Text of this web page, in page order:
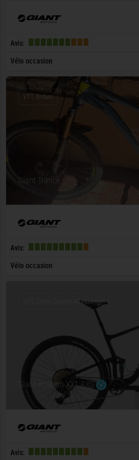
Avis:
Vélo occasion
Giant Trance
VTT, Enduro
Avis:
Vélo occasion
Giant Anthem XX1 AXS
VTT, Cross-Country, All mountain
Avis: